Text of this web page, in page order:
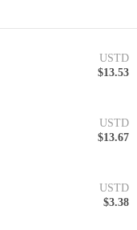
USTD
$13.53
USTD
$13.67
USTD
$3.38